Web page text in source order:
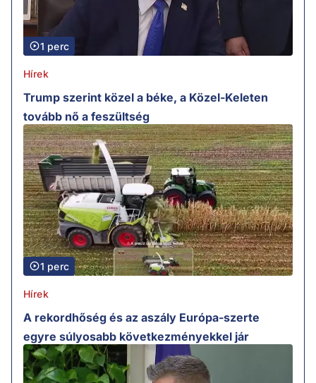
1 perc
Hírek
Trump szerint közel a béke, a Közel-Keleten
tovább nő a feszültség
1 perc
Hírek
A rekordhőség és az aszály Európa-szerte
egyre súlyosabb következményekkel jár